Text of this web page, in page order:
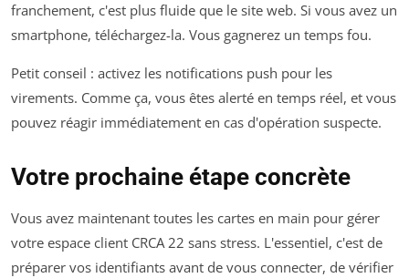
franchement, c'est plus fluide que le site web. Si vous avez un
smartphone, téléchargez-la. Vous gagnerez un temps fou.
Petit conseil : activez les notifications push pour les
virements. Comme ça, vous êtes alerté en temps réel, et vous
pouvez réagir immédiatement en cas d'opération suspecte.
Votre prochaine étape concrète
Vous avez maintenant toutes les cartes en main pour gérer
votre espace client CRCA 22 sans stress. L'essentiel, c'est de
préparer vos identifiants avant de vous connecter, de vérifier